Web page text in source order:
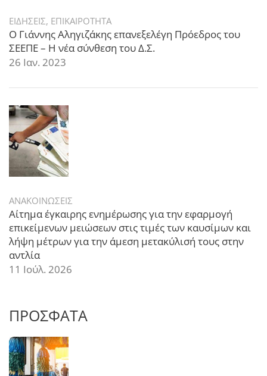
ΕΙΔΗΣΕΙΣ, ΕΠΙΚΑΙΡΟΤΗΤΑ
Ο Γιάννης Αληγιζάκης επανεξελέγη Πρόεδρος του
ΣΕΕΠΕ – Η νέα σύνθεση του Δ.Σ.
26 Ιαν. 2023
ΑΝΑΚΟΙΝΩΣΕΙΣ
Αίτημα έγκαιρης ενημέρωσης για την εφαρμογή
επικείμενων μειώσεων στις τιμές των καυσίμων και
λήψη μέτρων για την άμεση μετακύλισή τους στην
αντλία
11 Ιούλ. 2026
ΠΡΟΣΦΑΤΑ